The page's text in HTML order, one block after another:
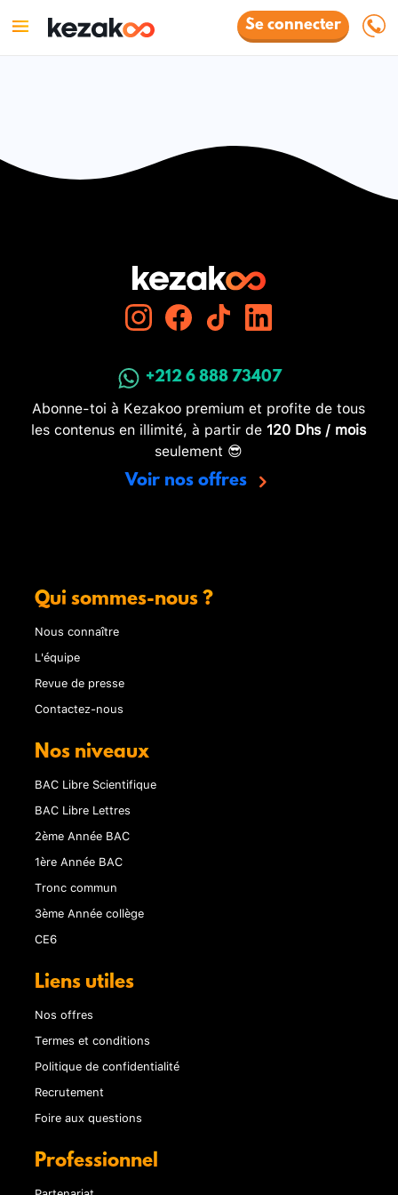
Se connecter
+212 6 888 73407
Abonne-toi à Kezakoo premium et profite de tous
les contenus en illimité, à partir de 120 Dhs / mois
seulement 😎
Voir nos offres
Qui sommes-nous ?
Nous connaître
L'équipe
Revue de presse
Contactez-nous
Nos niveaux
BAC Libre Scientifique
BAC Libre Lettres
2ème Année BAC
1ère Année BAC
Tronc commun
3ème Année collège
CE6
Liens utiles
Nos offres
Termes et conditions
Politique de confidentialité
Recrutement
Foire aux questions
Professionnel